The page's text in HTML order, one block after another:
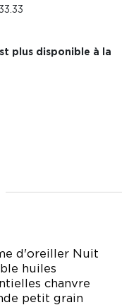
plus disponible à la
d'oreiller Nuit
huiles
chanvre
petit grain